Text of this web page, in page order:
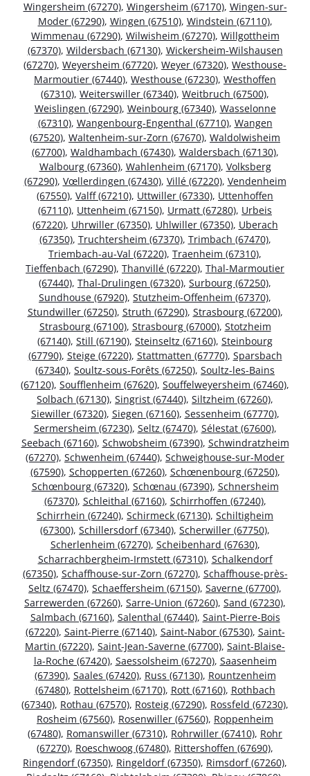
Wingersheim (67270), Wingersheim (67170), Wingen-sur-
Moder (67290), Wingen (67510), Windstein (67110),
Wimmenau (67290), Wilwisheim (67270), Willgottheim
(67370), Wildersbach (67130), Wickersheim-Wilshausen
(67270), Weyersheim (67720), Weyer (67320), Westhouse-
Marmoutier (67440), Westhouse (67230), Westhoffen
(67310), Weiterswiller (67340), Weitbruch (67500),
Weislingen (67290), Weinbourg (67340), Wasselonne
(67310), Wangenbourg-Engenthal (67710), Wangen
(67520), Waltenheim-sur-Zorn (67670), Waldolwisheim
(67700), Waldhambach (67430), Waldersbach (67130),
Walbourg (67360), Wahlenheim (67170), Volksberg
(67290), Vœllerdingen (67430), Villé (67220), Vendenheim
(67550), Valff (67210), Uttwiller (67330), Uttenhoffen
(67110), Uttenheim (67150), Urmatt (67280), Urbeis
(67220), Uhrwiller (67350), Uhlwiller (67350), Uberach
(67350), Truchtersheim (67370), Trimbach (67470),
Triembach-au-Val (67220), Traenheim (67310),
Tieffenbach (67290), Thanvillé (67220), Thal-Marmoutier
(67440), Thal-Drulingen (67320), Surbourg (67250),
Sundhouse (67920), Stutzheim-Offenheim (67370),
Stundwiller (67250), Struth (67290), Strasbourg (67200),
Strasbourg (67100), Strasbourg (67000), Stotzheim
(67140), Still (67190), Steinseltz (67160), Steinbourg
(67790), Steige (67220), Stattmatten (67770), Sparsbach
(67340), Soultz-sous-Forêts (67250), Soultz-les-Bains
(67120), Soufflenheim (67620), Souffelweyersheim (67460),
Solbach (67130), Singrist (67440), Siltzheim (67260),
Siewiller (67320), Siegen (67160), Sessenheim (67770),
Sermersheim (67230), Seltz (67470), Sélestat (67600),
Seebach (67160), Schwobsheim (67390), Schwindratzheim
(67270), Schwenheim (67440), Schweighouse-sur-Moder
(67590), Schopperten (67260), Schœnenbourg (67250),
Schœnbourg (67320), Schœnau (67390), Schnersheim
(67370), Schleithal (67160), Schirrhoffen (67240),
Schirrhein (67240), Schirmeck (67130), Schiltigheim
(67300), Schillersdorf (67340), Scherwiller (67750),
Scherlenheim (67270), Scheibenhard (67630),
Scharrachbergheim-Irmstett (67310), Schalkendorf
(67350), Schaffhouse-sur-Zorn (67270), Schaffhouse-près-
Seltz (67470), Schaeffersheim (67150), Saverne (67700),
Sarrewerden (67260), Sarre-Union (67260), Sand (67230),
Salmbach (67160), Salenthal (67440), Saint-Pierre-Bois
(67220), Saint-Pierre (67140), Saint-Nabor (67530), Saint-
Martin (67220), Saint-Jean-Saverne (67700), Saint-Blaise-
la-Roche (67420), Saessolsheim (67270), Saasenheim
(67390), Saales (67420), Russ (67130), Rountzenheim
(67480), Rottelsheim (67170), Rott (67160), Rothbach
(67340), Rothau (67570), Rosteig (67290), Rossfeld (67230),
Rosheim (67560), Rosenwiller (67560), Roppenheim
(67480), Romanswiller (67310), Rohrwiller (67410), Rohr
(67270), Roeschwoog (67480), Rittershoffen (67690),
Ringendorf (67350), Ringeldorf (67350), Rimsdorf (67260),